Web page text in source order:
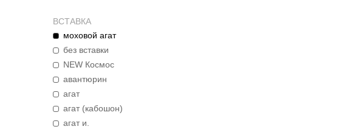
ВСТАВКА
моховой агат
без вставки
NEW Космос
авантюрин
агат
агат (кабошон)
агат и.